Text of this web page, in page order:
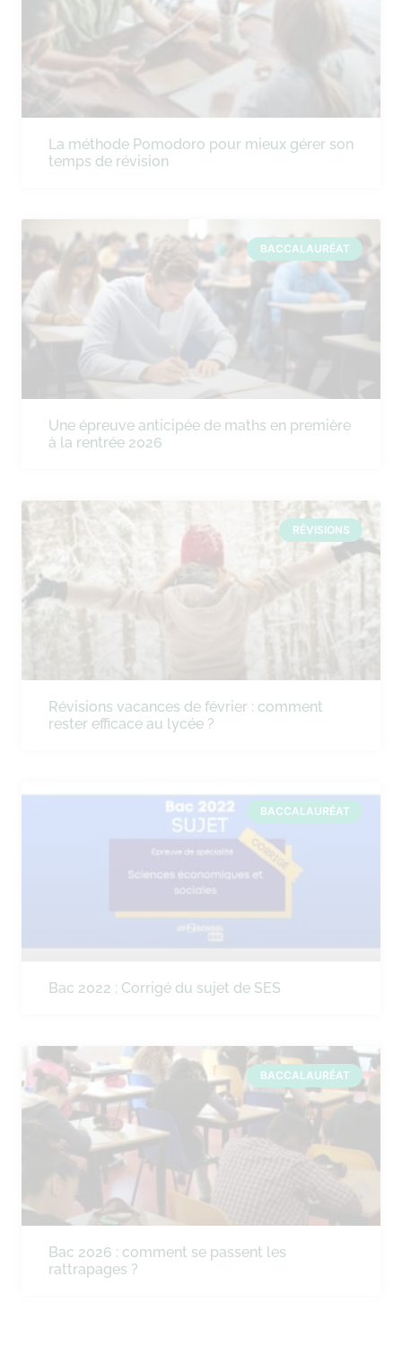
La méthode Pomodoro pour mieux gérer son
temps de révision
BACCALAURÉAT
Une épreuve anticipée de maths en première
à la rentrée 2026
RÉVISIONS
Révisions vacances de février : comment
rester efficace au lycée ?
BACCALAURÉAT
Bac 2022 : Corrigé du sujet de SES
BACCALAURÉAT
Bac 2026 : comment se passent les
rattrapages ?